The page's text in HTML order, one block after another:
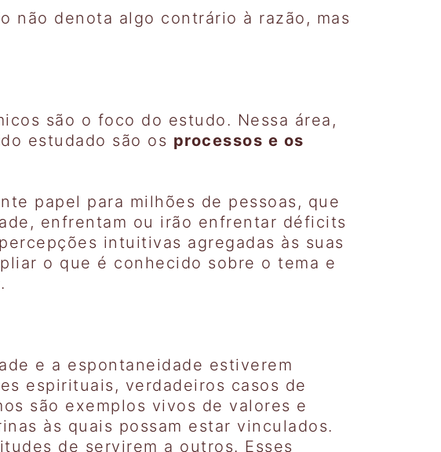
não denota algo contrário à razão, mas
são o foco do estudo. Nessa área,
estudado são os processos e os
papel para milhões de pessoas, que
enfrentam ou irão enfrentar déficits
intuitivas agregadas às suas
o que é conhecido sobre o tema e
e a espontaneidade estiverem
espirituais, verdadeiros casos de
são exemplos vivos de valores e
às quais possam estar vinculados.
de servirem a outros. Esses